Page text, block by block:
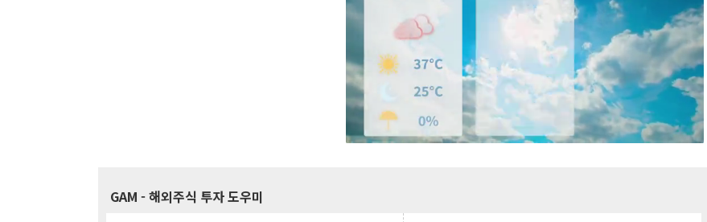
GAM - 해외주식 투자 도우미